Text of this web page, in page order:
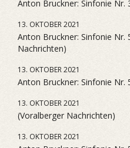
Anton Bruckner: Sinfonie Nr.
13. OKTOBER 2021
Anton Bruckner: Sinfonie Nr.
Nachrichten)
13. OKTOBER 2021
Anton Bruckner: Sinfonie Nr.
13. OKTOBER 2021
(Voralberger Nachrichten)
13. OKTOBER 2021